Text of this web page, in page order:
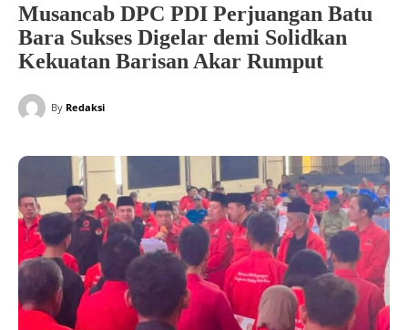
Musancab DPC PDI Perjuangan Batu
Bara Sukses Digelar demi Solidkan
Kekuatan Barisan Akar Rumput
By Redaksi